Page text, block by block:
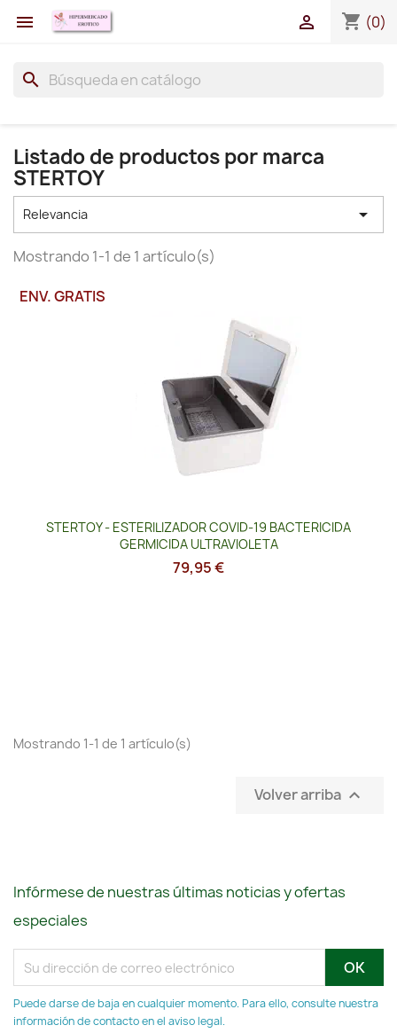
 shopping_cart (0)

search
Listado de productos por marca
STERTOY
Relevancia 
Mostrando 1-1 de 1 artículo(s)
STERTOY - ESTERILIZADOR COVID-19 BACTERICIDA
GERMICIDA ULTRAVIOLETA
79,95 €
ENV. GRATIS
Mostrando 1-1 de 1 artículo(s)
Volver arriba 
Infórmese de nuestras últimas noticias y ofertas
especiales
Puede darse de baja en cualquier momento. Para ello, consulte nuestra
información de contacto en el aviso legal.